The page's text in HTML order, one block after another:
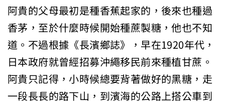
阿貴的父母最初是種香蕉起家的，後來也種過
香茅，至於什麼時候開始種蔗製糖，他也不知
道。不過根據《長濱鄉誌》，早在1920年代，
日本政府就曾經招募沖繩移民前來種植甘蔗。
阿貴只記得，小時候總要背著做好的黑糖，走